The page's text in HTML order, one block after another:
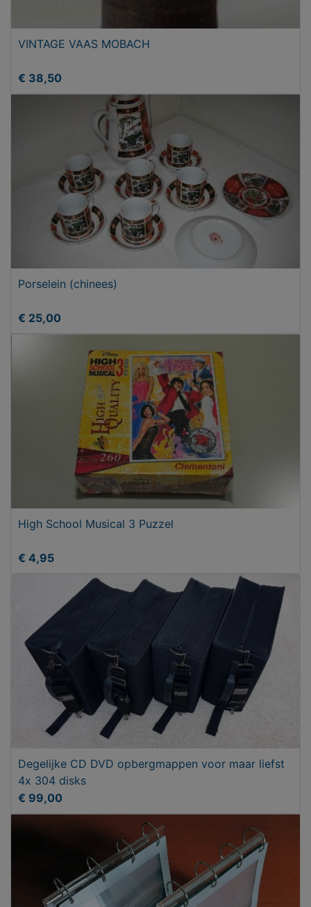
VINTAGE VAAS MOBACH
€ 38,50
Porselein (chinees)
€ 25,00
High School Musical 3 Puzzel
€ 4,95
Degelijke CD DVD opbergmappen voor maar liefst
4x 304 disks
€ 99,00